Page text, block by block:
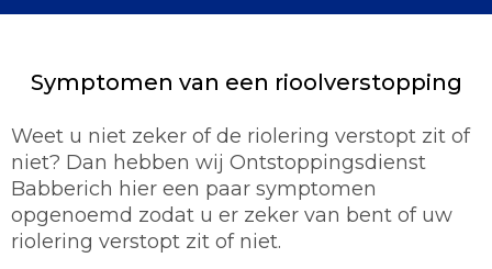
Symptomen van een rioolverstopping
Weet u niet zeker of de riolering verstopt zit of
niet? Dan hebben wij Ontstoppingsdienst
Babberich hier een paar symptomen
opgenoemd zodat u er zeker van bent of uw
riolering verstopt zit of niet.